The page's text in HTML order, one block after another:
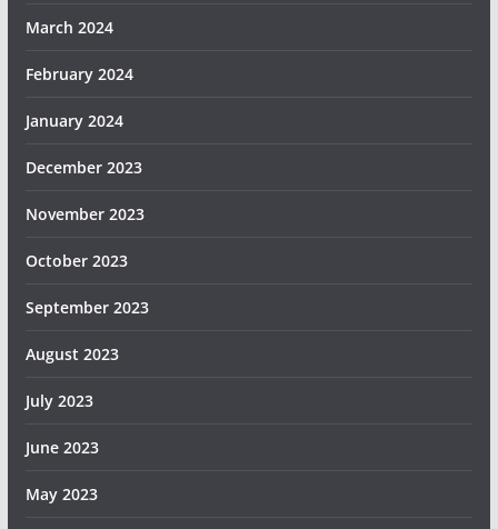
March 2024
February 2024
January 2024
December 2023
November 2023
October 2023
September 2023
August 2023
July 2023
June 2023
May 2023